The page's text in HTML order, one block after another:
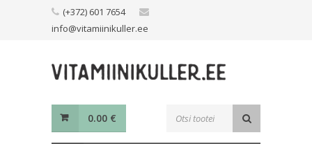
(+372) 601 7654
info@vitamiinikuller.ee
0.00 €